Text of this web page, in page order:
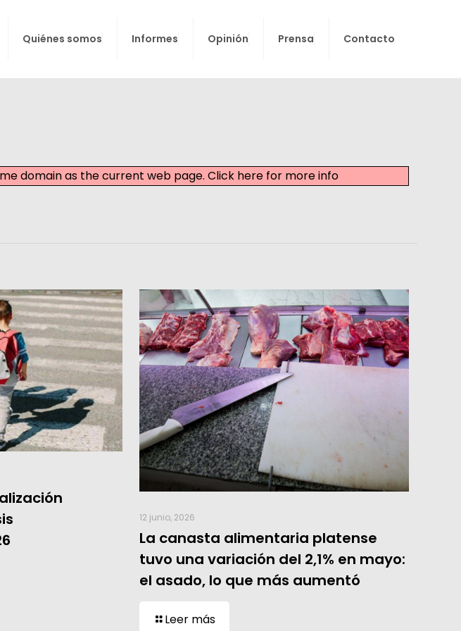
Quiénes somos Informes Opinión Prensa Contacto
domain as the current web page.Click here for more info
12 junio, 2026
La canasta alimentaria platense
tuvo una variación del 2,1% en mayo:
el asado, lo que más aumentó
Leer más